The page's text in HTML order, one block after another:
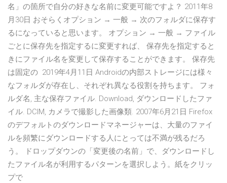
名」の箇所で自分の好きな名前に変更可能ですよ？ 2011年8
月30日 おそらくオプション → 一般 → 次のフォルダに保存す
るになっていると思います。 オプション → 一般 → ファイル
ごとに保存先を指定するに変更すれば、 保存先を指定すると
きにファイル名を変更して保存することができます。 保存先
は固定の 2019年4月11日 Androidの内部ストレージには様々
なフォルダが存在し、それぞれ異なる役割を持ちます。 フォ
ルダ名, 主な保存ファイル. Download, ダウンロードしたファ
イル. DCIM, カメラで撮影した画像類. 2007年6月21日 Firefox
のデフォルトのダウンロードマネージャーは、大量のファイ
ルを頻繁にダウンロードする人にとっては不満が残るだろ
う。 ドロップダウンの「変更後の名前」で、ダウンロードし
たファイル名が利用するパターンを選択しよう。紙をクリッ
プで